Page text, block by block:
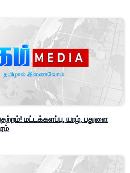
மட்டக்களப்பு, யாழ், பதுளை